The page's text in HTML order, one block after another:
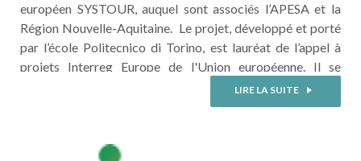
européen SYSTOUR, auquel sont associés l’APESA et la
Région Nouvelle-Aquitaine. Le projet, développé et porté
par l’école Politecnico di Torino, est lauréat de l’appel à
projets Interreg Europe de l'Union européenne. Il se
poursuivra sur une durée de 4 ans, jusqu’au 31 mai 2027. Le
projet SYSTOUR a pour objectif de ...
LIRE LA SUITE